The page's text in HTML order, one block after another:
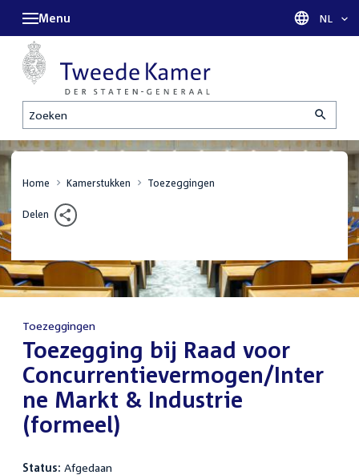
Zoeken
Menu Taal
NL
Home Kamerstukken Toezeggingen
Delen
Toezeggingen
:Toezegging bij Raad voor
Concurrentievermogen/Inter
ne Markt & Industrie
(formeel)
Status: Afgedaan